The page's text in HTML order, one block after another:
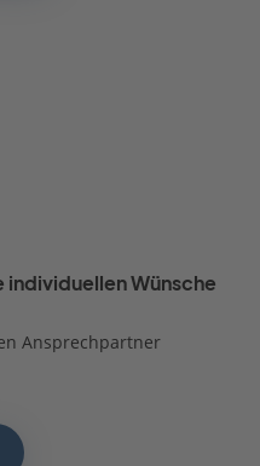
individuellen Wünsche
Ansprechpartner